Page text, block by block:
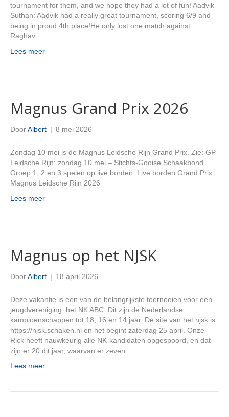
tournament for them, and we hope they had a lot of fun! Aadvik
Suthan: Aadvik had a really great tournament, scoring 6/9 and
being in proud 4th place!He only lost one match against
Raghav…
Lees meer
Magnus Grand Prix 2026
DoorAlbert | 8 mei 2026
Zondag 10 mei is de Magnus Leidsche Rijn Grand Prix. Zie: GP
Leidsche Rijn: zondag 10 mei – Stichts-Gooise Schaakbond
Groep 1, 2 en 3 spelen op live borden: Live borden Grand Prix
Magnus Leidsche Rijn 2026
Lees meer
Magnus op het NJSK
DoorAlbert | 18 april 2026
Deze vakantie is een van de belangrijkste toernooien voor een
jeugdvereniging: het NK ABC. Dit zijn de Nederlandse
kampioenschappen tot 18, 16 en 14 jaar. De site van het njsk is:
https://njsk.schaken.nl en het begint zaterdag 25 april. Onze
Rick heeft nauwkeurig alle NK-kandidaten opgespoord, en dat
zijn er 20 dit jaar, waarvan er zeven…
Lees meer